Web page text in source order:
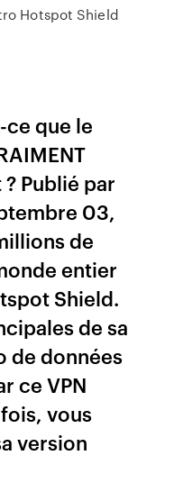
Hotspot Shield
que le
Publié par
03,
de
entier
Shield.
de sa
de données
ce VPN
vous
version